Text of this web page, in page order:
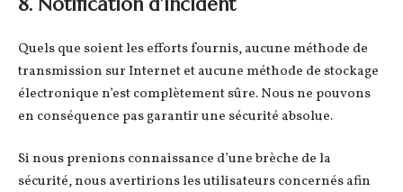
Quels que soient les efforts fournis, aucune méthode de
transmission sur Internet et aucune méthode de stockage
électronique n’est complètement sûre. Nous ne pouvons
en conséquence pas garantir une sécurité absolue.
Si nous prenions connaissance d’une brèche de la
sécurité, nous avertirions les utilisateurs concernés afin